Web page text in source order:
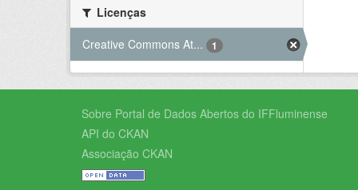
Licenças
Creative Commons At...
1
Sobre Portal de Dados Abertos do IFFluminense
API do CKAN
Associação CKAN